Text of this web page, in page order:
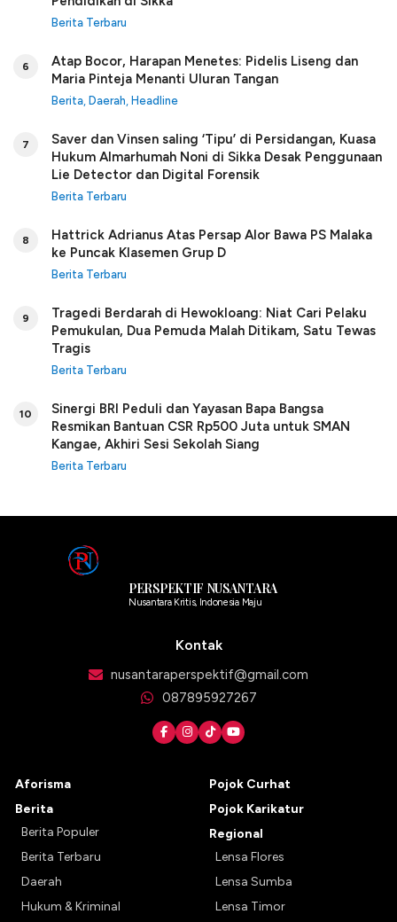
Berita Terbaru
6
Atap Bocor, Harapan Menetes: Pidelis Liseng dan
Maria Pinteja Menanti Uluran Tangan
Berita Daerah Headline
7
Saver dan Vinsen saling ‘Tipu’ di Persidangan, Kuasa
Hukum Almarhumah Noni di Sikka Desak Penggunaan
Lie Detector dan Digital Forensik
Berita Terbaru
8
Hattrick Adrianus Atas Persap Alor Bawa PS Malaka
ke Puncak Klasemen Grup D
Berita Terbaru
9
Tragedi Berdarah di Hewokloang: Niat Cari Pelaku
Pemukulan, Dua Pemuda Malah Ditikam, Satu Tewas
Tragis
Berita Terbaru
10
Sinergi BRI Peduli dan Yayasan Bapa Bangsa
Resmikan Bantuan CSR Rp500 Juta untuk SMAN
Kangae, Akhiri Sesi Sekolah Siang
Berita Terbaru
PERSPEKTIF NUSANTARA
Nusantara Kritis, Indonesia Maju
Kontak
nusantaraperspektif@gmail.com
087895927267
Aforisma
Berita
Berita Populer
Berita Terbaru
Daerah
Hukum & Kriminal
Pojok Curhat
Pojok Karikatur
Regional
Lensa Flores
Lensa Sumba
Lensa Timor